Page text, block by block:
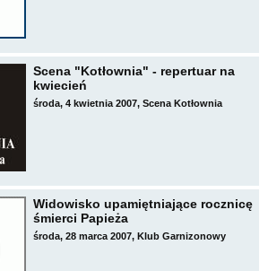
Scena "Kotłownia" - repertuar na
kwiecień
środa, 4 kwietnia 2007, Scena Kotłownia
Widowisko upamiętniające rocznicę
śmierci Papieża
środa, 28 marca 2007, Klub Garnizonowy